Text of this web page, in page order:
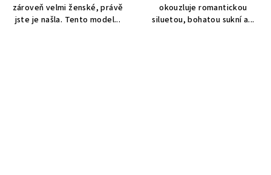
zároveň velmi ženské, právě
jste je našla. Tento model...
okouzluje romantickou
siluetou, bohatou sukní a...